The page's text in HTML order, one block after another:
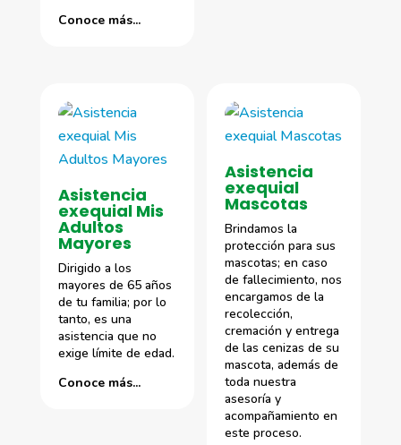
Conoce más...
Asistencia
exequial Mis
Adultos
Mayores
Dirigido a los
mayores de 65 años
de tu familia; por lo
tanto, es una
asistencia que no
exige límite de edad.
Conoce más...
Asistencia
exequial
Mascotas
Brindamos la
protección para sus
mascotas; en caso
de fallecimiento, nos
encargamos de la
recolección,
cremación y entrega
de las cenizas de su
mascota, además de
toda nuestra
asesoría y
acompañamiento en
este proceso.